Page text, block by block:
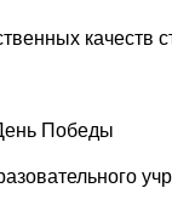
качеств
Победы